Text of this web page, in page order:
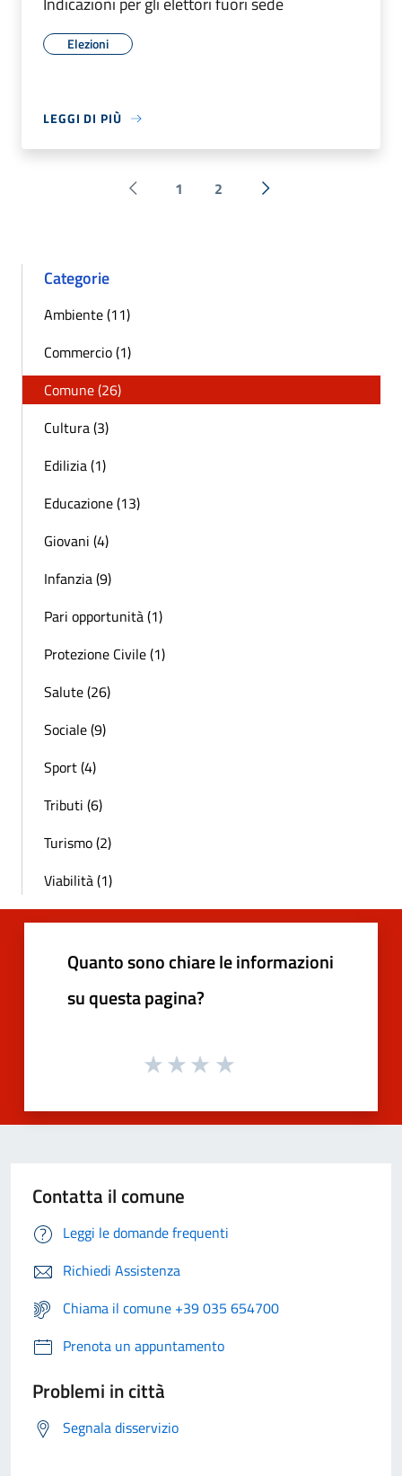
Elezioni
LEGGI DI PIÙ
Pagina precedente
1 2 Successiva »
Categorie
Ambiente (11)
Commercio (1)
Comune (26)
Cultura (3)
Edilizia (1)
Educazione (13)
Giovani (4)
Infanzia (9)
Pari opportunità (1)
Protezione Civile (1)
Salute (26)
Sociale (9)
Sport (4)
Tributi (6)
Turismo (2)
Viabilità (1)
Quanto sono chiare le informazioni
su questa pagina?
Contatta il comune
Leggi le domande frequenti
Richiedi Assistenza
Chiama il comune +39 035 654700
Prenota un appuntamento
Problemi in città
Segnala disservizio